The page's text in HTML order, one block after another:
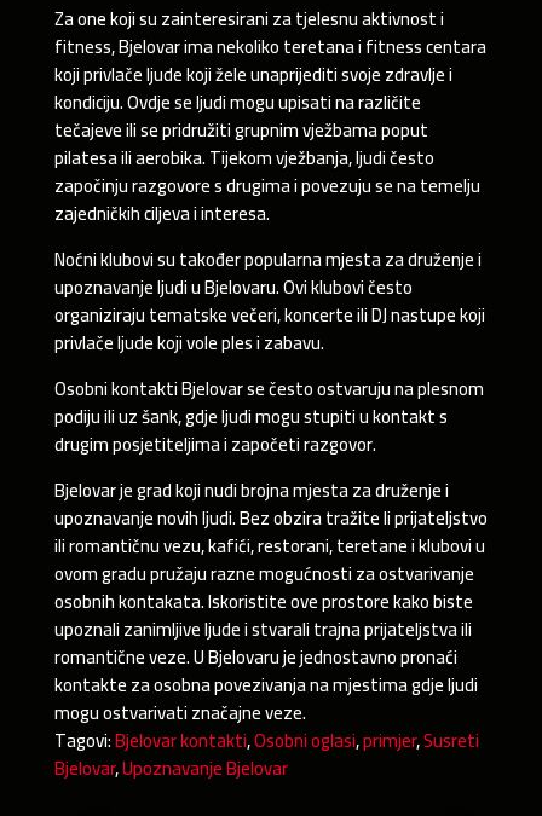
Za one koji su zainteresirani za tjelesnu aktivnost i
fitness, Bjelovar ima nekoliko teretana i fitness centara
koji privlače ljude koji žele unaprijediti svoje zdravlje i
kondiciju. Ovdje se ljudi mogu upisati na različite
tečajeve ili se pridružiti grupnim vježbama poput
pilatesa ili aerobika. Tijekom vježbanja, ljudi često
započinju razgovore s drugima i povezuju se na temelju
zajedničkih ciljeva i interesa.
Noćni klubovi su također popularna mjesta za druženje i
upoznavanje ljudi u Bjelovaru. Ovi klubovi često
organiziraju tematske večeri, koncerte ili DJ nastupe koji
privlače ljude koji vole ples i zabavu.
Osobni kontakti Bjelovar se često ostvaruju na plesnom
podiju ili uz šank, gdje ljudi mogu stupiti u kontakt s
drugim posjetiteljima i započeti razgovor.
Bjelovar je grad koji nudi brojna mjesta za druženje i
upoznavanje novih ljudi. Bez obzira tražite li prijateljstvo
ili romantičnu vezu, kafići, restorani, teretane i klubovi u
ovom gradu pružaju razne mogućnosti za ostvarivanje
osobnih kontakata. Iskoristite ove prostore kako biste
upoznali zanimljive ljude i stvarali trajna prijateljstva ili
romantične veze. U Bjelovaru je jednostavno pronaći
kontakte za osobna povezivanja na mjestima gdje ljudi
mogu ostvarivati značajne veze.
Tagovi:Bjelovar kontakti,Osobni oglasi,primjer,Susreti
Bjelovar,Upoznavanje Bjelovar